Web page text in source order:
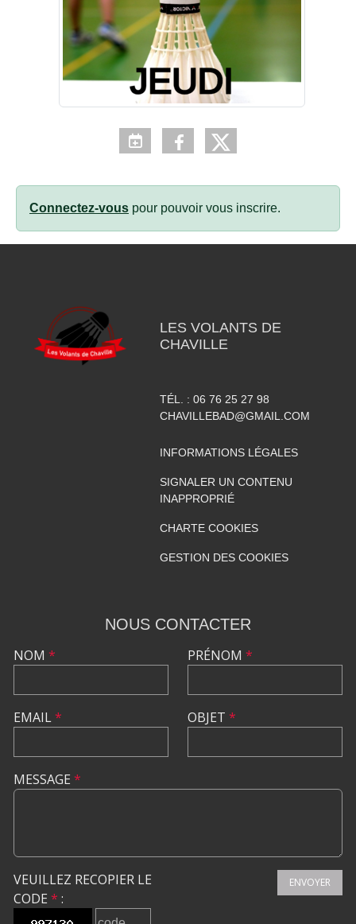
Connectez-vous pour pouvoir vous inscrire.
LES VOLANTS DE
CHAVILLE
TÉL. : 06 76 25 27 98
CHAVILLEBAD@GMAIL.COM
INFORMATIONS LÉGALES
SIGNALER UN CONTENU
INAPPROPRIÉ
CHARTE COOKIES
GESTION DES COOKIES
NOUS CONTACTER
NOM *
EMAIL*
PRÉNOM *
OBJET *
MESSAGE *
VEUILLEZ RECOPIER LE
CODE * :
ENVOYER